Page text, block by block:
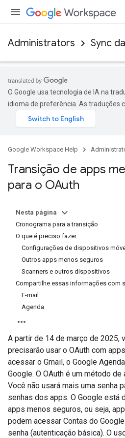
Administrators Sync
O Google usa tecnologia de IA na
idioma de preferência. As traduções
Google Workspace Help
Transição de apps
para o OAuth
Nesta página
Cronograma para a transição
O que é preciso fazer
Configurações de dispositivos
Outros apps menos seguros
Scanners e outros dispositivos
Compartilhe essas informações com
E-mail
Agenda
A partir de 14 de março de 2025,
precisarão usar o OAuth com
acessar o Gmail, o Google
Google. O OAuth é um método
Você não usará mais uma senha
senhas dos apps. O Google está
apps menos seguros, ou seja,
podem acessar Contas do
senha (autenticação básica). O